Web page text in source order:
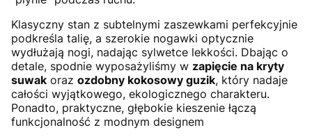
Klasyczny stan z subtelnymi zaszewkami perfekcyjnie
podkreśla talię, a szerokie nogawki optycznie
wydłużają nogi, nadając sylwetce lekkości. Dbając o
detale, spodnie wyposażyliśmy w zapięcie na kryty
suwak oraz ozdobny kokosowy guzik, który nadaje
całości wyjątkowego, ekologicznego charakteru.
Ponadto, praktyczne, głębokie kieszenie łączą
funkcjonalność z modnym designem